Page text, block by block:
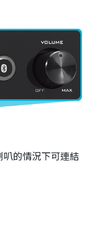
叭的情況下可連結